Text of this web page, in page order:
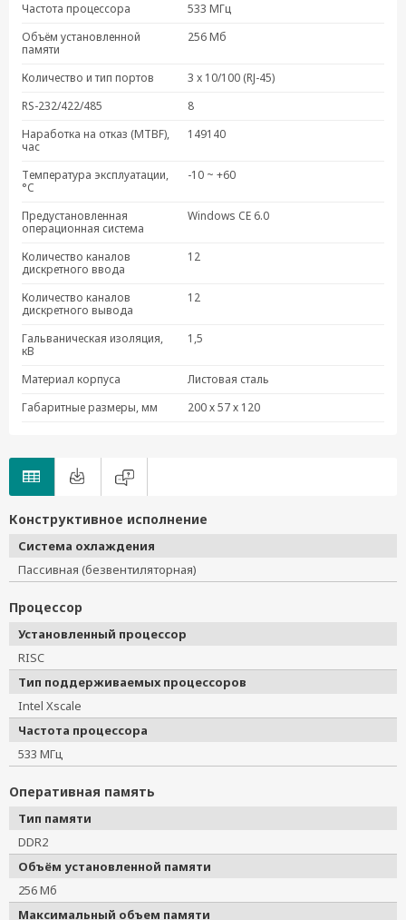
UC-8430-LX
UC-8430-T-CE
UC-8112-LX-CG
UC-8410-CE
UC-8410-T-CE
UC-8416-CE
UC-8416-T-CE
UC-8418-T-CE
UC-8481-LX
UC-8481-T-LX
Частота процессора
533 МГц
Объём установленной
памяти
256 Мб
Количество и тип портов
3 x 10/100 (RJ-45)
RS-232/422/485
8
Наработка на отказ (MTBF),
час
149140
Температура эксплуатации,
°C
-10 ~ +60
Предустановленная
операционная система
Windows CE 6.0
Количество каналов
дискретного ввода
12
Количество каналов
дискретного вывода
12
Гальваническая изоляция,
кВ
1,5
Материал корпуса
Листовая сталь
Габаритные размеры, мм
200 х 57 х 120
Конструктивное исполнение
Система охлаждения
Пассивная (безвентиляторная)
Процессор
Установленный процессор
RISC
Тип поддерживаемых процессоров
Intel Xscale
Частота процессора
533 МГц
Оперативная память
Тип памяти
DDR2
Объём установленной памяти
256 Мб
Максимальный объем памяти